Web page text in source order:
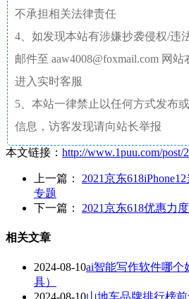
不承担相关法律责任
4、如发现本站有涉嫌抄袭侵权/违
邮件至 aaw4008@foxmail.com 网
进入实时客服
5、本站一律禁止以任何方式发布
信息，访客发现请向站长举报
本文链接： http://www.1puu.com/post/
上一篇： 2021京东
专题
下一篇： 2021京东618优惠力
相关文章
2024-08-10ai智能写作软件哪个
具）